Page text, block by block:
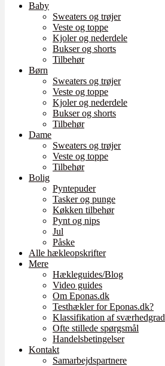
Baby
Sweaters og trøjer
Veste og toppe
Kjoler og nederdele
Bukser og shorts
Tilbehør
Børn
Sweaters og trøjer
Veste og toppe
Kjoler og nederdele
Bukser og shorts
Tilbehør
Dame
Sweaters og trøjer
Veste og toppe
Tilbehør
Bolig
Pyntepuder
Tasker og punge
Køkken tilbehør
Pynt og nips
Jul
Påske
Alle hækleopskrifter
Mere
Hækleguides/Blog
Video guides
Om Eponas.dk
Testhækler for Eponas.dk?
Klassifikation af sværhedgrad
Ofte stillede spørgsmål
Handelsbetingelser
Kontakt
Samarbejdspartnere